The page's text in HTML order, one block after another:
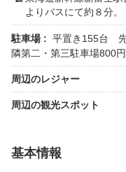
よりバスにて約８分。
駐車場 : 平置き155台
隣第二・第三駐車場800
周辺のレジャー
周辺の観光スポット
基本情報